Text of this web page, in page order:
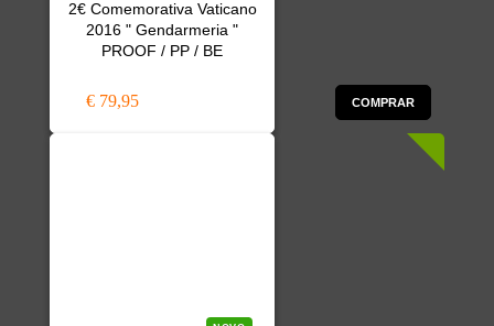
2€ Comemorativa Vaticano
2016 " Gendarmeria "
PROOF / PP / BE
€ 79,95 COMPRAR